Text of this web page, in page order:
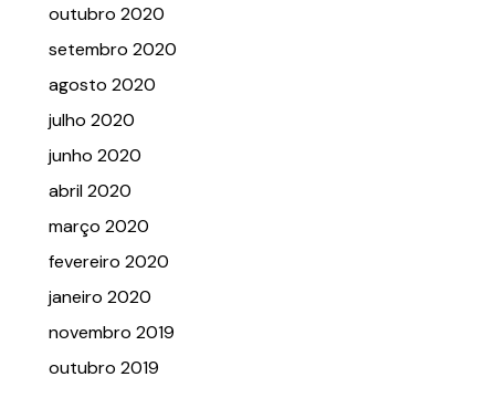
outubro 2020
setembro 2020
agosto 2020
julho 2020
junho 2020
abril 2020
março 2020
fevereiro 2020
janeiro 2020
novembro 2019
outubro 2019